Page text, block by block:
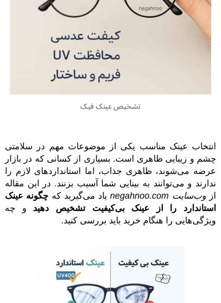
تشخیص عینک فیک
انتخاب عینک مناسب یکی از موضوعات مهم در سلامتی
چشم و زیبایی ظاهری است. بسیاری از کسانی که در بازار
عرضه می‌شوند، ظاهری جذاب، اما استانداردهای لازم را
ندارند و می‌توانند به بینایی شما آسیب بزنند. در این مقاله
از وب‌سایت negahnoo.com یاد می‌گیرید که چگونه عینک
استاندارد را از عینک بی‌کیفیت تشخیص دهید و چه
ویژگی‌هایی را هنگام خرید باید بررسی کنید.